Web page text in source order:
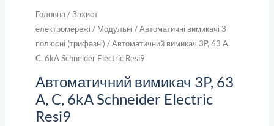
Головна/Захист
електромережі / Модульні /Автоматичні вимикачі 3-
полюсні (трифазні) / Автоматичний вимикач 3P, 63 A,
C, 6kA Schneider Electric Resi9
Автоматичний вимикач 3P, 63
A, C, 6kA Schneider Electric
Resi9